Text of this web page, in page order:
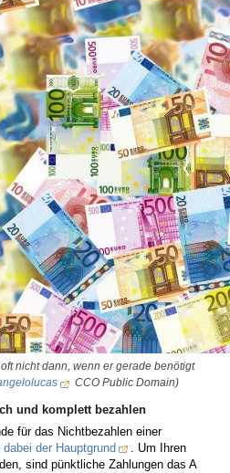
nicht dann, wenn er gerade benötigt
CCO Public Domain)
und komplett bezahlen
für das Nichtbezahlen einer
der Hauptgrund
. Um Ihren
sind pünktliche Zahlungen das A